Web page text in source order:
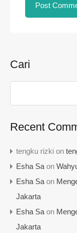
Cari
Recent
tengku rizki on
Esha Sa on
Esha Sa on
Jakarta
Esha Sa on
Jakarta